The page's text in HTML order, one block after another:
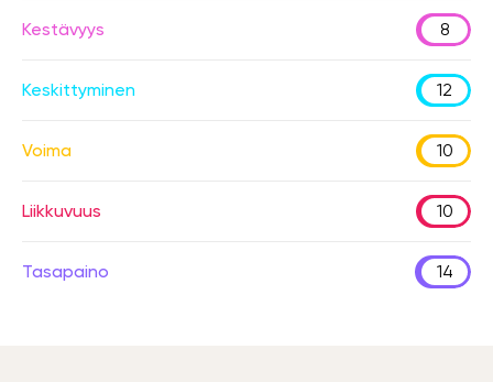
Kestävyys 8
Keskittyminen 12
Voima 10
Liikkuvuus 10
Tasapaino 14